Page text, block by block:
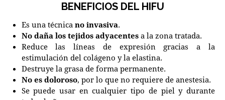
BENEFICIOS DEL HIFU
Es una técnica no invasiva.
No daña los tejidos adyacentes a la zona tratada.
Reduce las líneas de expresión gracias a la
estimulación del colágeno y la elastina.
Destruye la grasa de forma permanente.
No es doloroso, por lo que no requiere de anestesia.
Se puede usar en cualquier tipo de piel y durante